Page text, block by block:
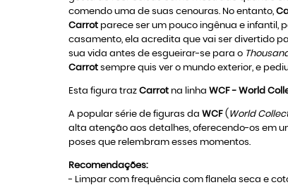
comendo uma de suas cenouras. No entanto,
Carrot parece ser um pouco ingênua e infantil,
casamento, ela acredita que vai ser divertido
sua vida antes de esgueirar-se para o
Carrot sempre quis ver o mundo exterior, e
Esta figura traz Carrot na linha WCF - World
A popular série de figuras da WCF ( World
alta atenção aos detalhes, oferecendo-os em
poses que relembram esses momentos.
Recomendações:
- Limpar com frequência com flanela seca e